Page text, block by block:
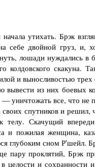
утихать. Брэк
себе двойной груз, и,
лошади нуждались в
колдовского скакуна.
и выносливостью
вывести из них
— уничтожать все, что не
спутников и решил,
телу. Скачущий
и пожилая женщина,
глубоким сном Р'шейл.
проклятий, Брэк
и сохранности